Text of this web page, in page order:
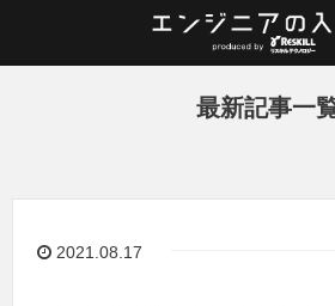
最新記事一覧
最新記事一
2021.08.17